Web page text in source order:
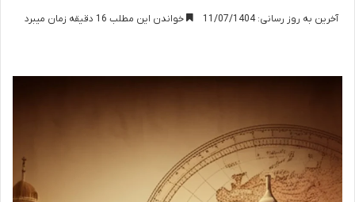
آخرین به روز رسانی: 11/07/1404 خواندن این مطلب 16 دقیقه زمان میبرد